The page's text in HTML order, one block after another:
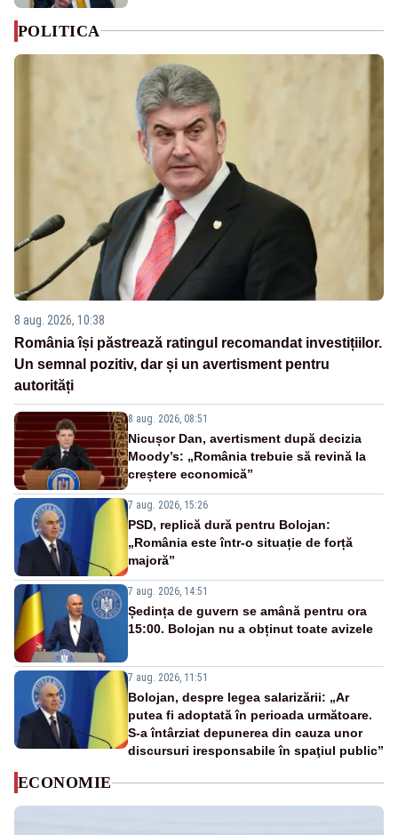
POLITICA
8 aug. 2026, 10:38
România își păstrează ratingul recomandat investițiilor.
Un semnal pozitiv, dar și un avertisment pentru
autorități
8 aug. 2026, 08:51
Nicușor Dan, avertisment după decizia
Moody’s: „România trebuie să revină la
creștere economică”
7 aug. 2026, 15:26
PSD, replică dură pentru Bolojan:
„România este într-o situație de forță
majoră”
7 aug. 2026, 14:51
Ședința de guvern se amână pentru ora
15:00. Bolojan nu a obținut toate avizele
7 aug. 2026, 11:51
Bolojan, despre legea salarizării: „Ar
putea fi adoptată în perioada următoare.
S-a întârziat depunerea din cauza unor
discursuri iresponsabile în spaţiul public”
ECONOMIE